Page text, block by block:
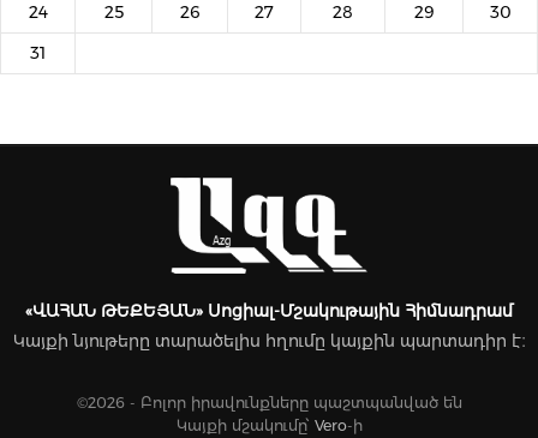
24 25 26 27 28 29 30
31
«ՎԱՀԱՆ ԹԵՔԵՅԱՆ» Սոցիալ-Մշակութային Հիմնադրամ
Կայքի նյութերը տարածելիս հղումը կայքին պարտադիր է։
©2026 - Բոլոր իրավունքները պաշտպանված են
Կայքի մշակումը՝ Vero-ի